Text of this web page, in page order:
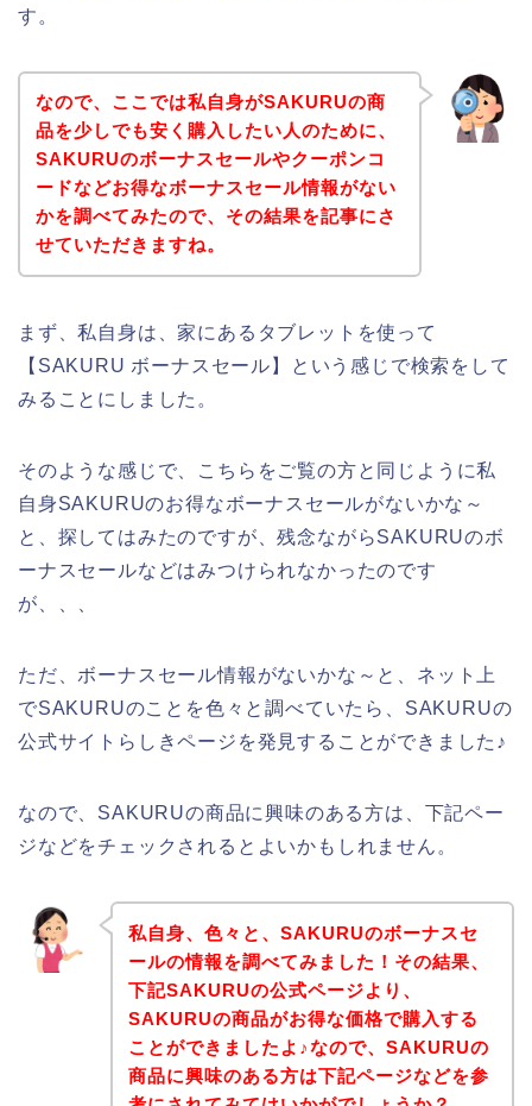
す。
なので、ここでは私自身がSAKURUの商
品を少しでも安く購入したい人のために、
SAKURUのボーナスセールやクーポンコ
ードなどお得なボーナスセール情報がない
かを調べてみたので、その結果を記事にさ
せていただきますね。
まず、私自身は、家にあるタブレットを使って
【SAKURU ボーナスセール】という感じで検索をして
みることにしました。
そのような感じで、こちらをご覧の方と同じように私
自身SAKURUのお得なボーナスセールがないかな～
と、探してはみたのですが、残念ながらSAKURUのボ
ーナスセールなどはみつけられなかったのです
が、、、
ただ、ボーナスセール情報がないかな～と、ネット上
でSAKURUのことを色々と調べていたら、SAKURUの
公式サイトらしきページを発見することができました♪
なので、SAKURUの商品に興味のある方は、下記ペー
ジなどをチェックされるとよいかもしれません。
私自身、色々と、SAKURUのボーナスセ
ールの情報を調べてみました！その結果、
下記SAKURUの公式ページより、
SAKURUの商品がお得な価格で購入する
ことができましたよ♪なので、SAKURUの
商品に興味のある方は下記ページなどを参